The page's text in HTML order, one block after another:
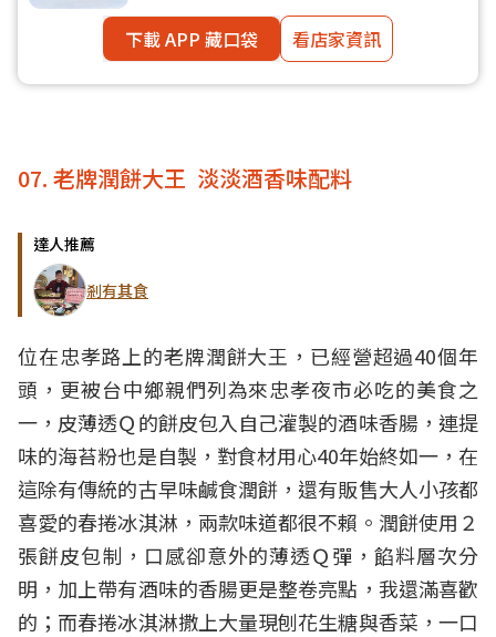
下載 APP 藏口袋
看店家資訊
07. 老牌潤餅大王 淡淡酒香味配料
達人推薦
剎有其食
位在忠孝路上的老牌潤餅大王，已經營超過40個年
頭，更被台中鄉親們列為來忠孝夜市必吃的美食之
一，皮薄透Ｑ的餅皮包入自己灌製的酒味香腸，連提
味的海苔粉也是自製，對食材用心40年始終如一，在
這除有傳統的古早味鹹食潤餅，還有販售大人小孩都
喜愛的春捲冰淇淋，兩款味道都很不賴。潤餅使用２
張餅皮包制，口感卻意外的薄透Ｑ彈，餡料層次分
明，加上帶有酒味的香腸更是整卷亮點，我還滿喜歡
的；而春捲冰淇淋撒上大量現刨花生糖與香菜，一口